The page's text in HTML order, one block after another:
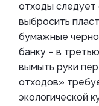
отходы следует
выбросить
бумажные
банку – в
вымыть руки
отходов»
экологической